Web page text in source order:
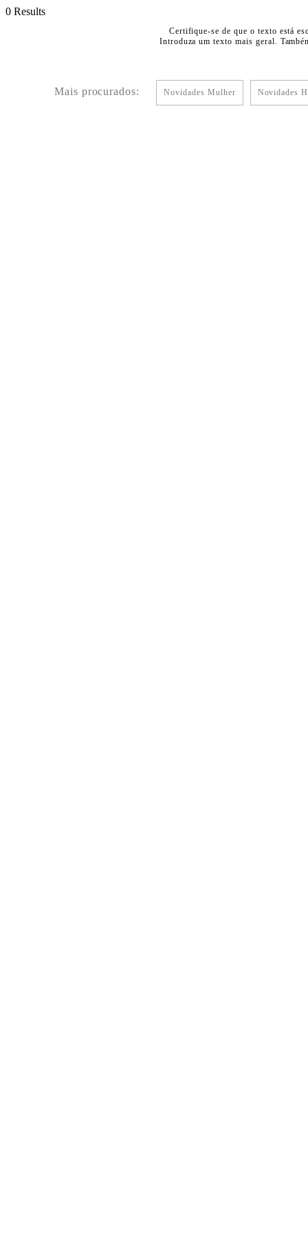
0 Results
Certifique-se de que o texto está
Introduza um texto mais geral.
Mais procurados: Novidades Mulher Novidades